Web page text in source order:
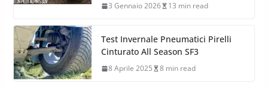
3 Gennaio 2026 13 min read
Test Invernale Pneumatici Pirelli
Cinturato All Season SF3
8 Aprile 2025 8 min read